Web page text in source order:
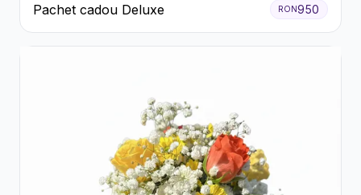
Pachet cadou Deluxe RON950